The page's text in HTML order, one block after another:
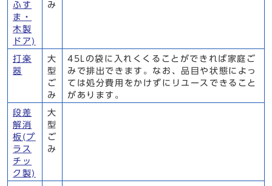
ふす
ま・
木製
ドア)
み
打楽
器
大
型
ご
み
45Lの袋に入れくくることができれば家庭ご
みで排出できます。なお、品目や状態によっ
ては処分費用をかけずにリユースできること
があります。
段差
解消
板(プ
ラス
チッ
ク製)
大
型
ご
み